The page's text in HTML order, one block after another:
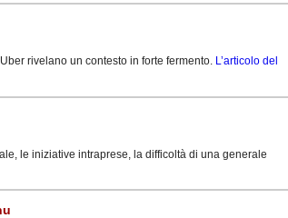
rivelano un contesto in forte fermento. L’articolo del
le iniziative intraprese, la difficoltà di una generale